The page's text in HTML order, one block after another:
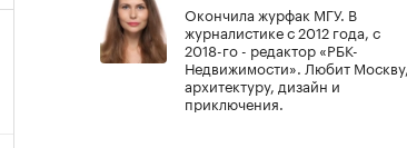
Окончила журфак МГУ. В
журналистике с 2012 года, с
2018-го - редактор «РБК-
Недвижимости». Любит Москву,
архитектуру, дизайн и
приключения.